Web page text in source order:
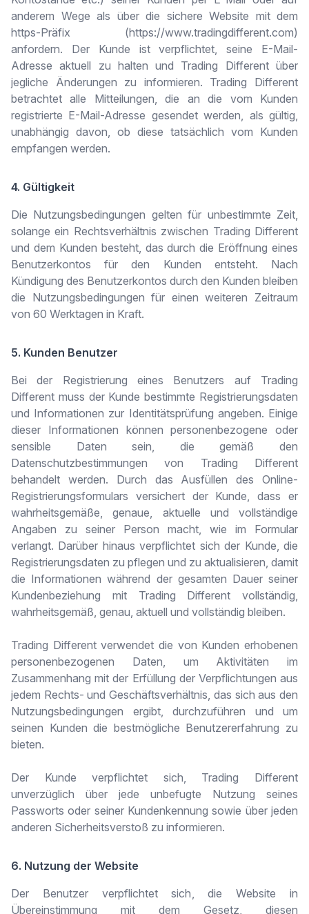
anderem Wege als über die sichere Website mit dem
https-Präfix (https://www.tradingdifferent.com)
anfordern. Der Kunde ist verpflichtet, seine E-Mail-
Adresse aktuell zu halten und Trading Different über
jegliche Änderungen zu informieren. Trading Different
betrachtet alle Mitteilungen, die an die vom Kunden
registrierte E-Mail-Adresse gesendet werden, als gültig,
unabhängig davon, ob diese tatsächlich vom Kunden
empfangen werden.
4. Gültigkeit
Die Nutzungsbedingungen gelten für unbestimmte Zeit,
solange ein Rechtsverhältnis zwischen Trading Different
und dem Kunden besteht, das durch die Eröffnung eines
Benutzerkontos für den Kunden entsteht. Nach
Kündigung des Benutzerkontos durch den Kunden bleiben
die Nutzungsbedingungen für einen weiteren Zeitraum
von 60 Werktagen in Kraft.
5. Kunden Benutzer
Bei der Registrierung eines Benutzers auf Trading
Different muss der Kunde bestimmte Registrierungsdaten
und Informationen zur Identitätsprüfung angeben. Einige
dieser Informationen können personenbezogene oder
sensible Daten sein, die gemäß den
Datenschutzbestimmungen von Trading Different
behandelt werden. Durch das Ausfüllen des Online-
Registrierungsformulars versichert der Kunde, dass er
wahrheitsgemäße, genaue, aktuelle und vollständige
Angaben zu seiner Person macht, wie im Formular
verlangt. Darüber hinaus verpflichtet sich der Kunde, die
Registrierungsdaten zu pflegen und zu aktualisieren, damit
die Informationen während der gesamten Dauer seiner
Kundenbeziehung mit Trading Different vollständig,
wahrheitsgemäß, genau, aktuell und vollständig bleiben.
Trading Different verwendet die von Kunden erhobenen
personenbezogenen Daten, um Aktivitäten im
Zusammenhang mit der Erfüllung der Verpflichtungen aus
jedem Rechts- und Geschäftsverhältnis, das sich aus den
Nutzungsbedingungen ergibt, durchzuführen und um
seinen Kunden die bestmögliche Benutzererfahrung zu
bieten.
Der Kunde verpflichtet sich, Trading Different
unverzüglich über jede unbefugte Nutzung seines
Passworts oder seiner Kundenkennung sowie über jeden
anderen Sicherheitsverstoß zu informieren.
6. Nutzung der Website
Der Benutzer verpflichtet sich, die Website in
Übereinstimmung mit dem Gesetz, diesen